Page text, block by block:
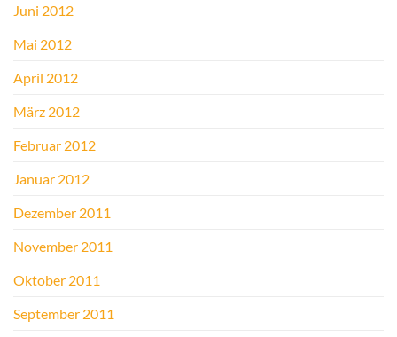
Juni 2012
Mai 2012
April 2012
März 2012
Februar 2012
Januar 2012
Dezember 2011
November 2011
Oktober 2011
September 2011